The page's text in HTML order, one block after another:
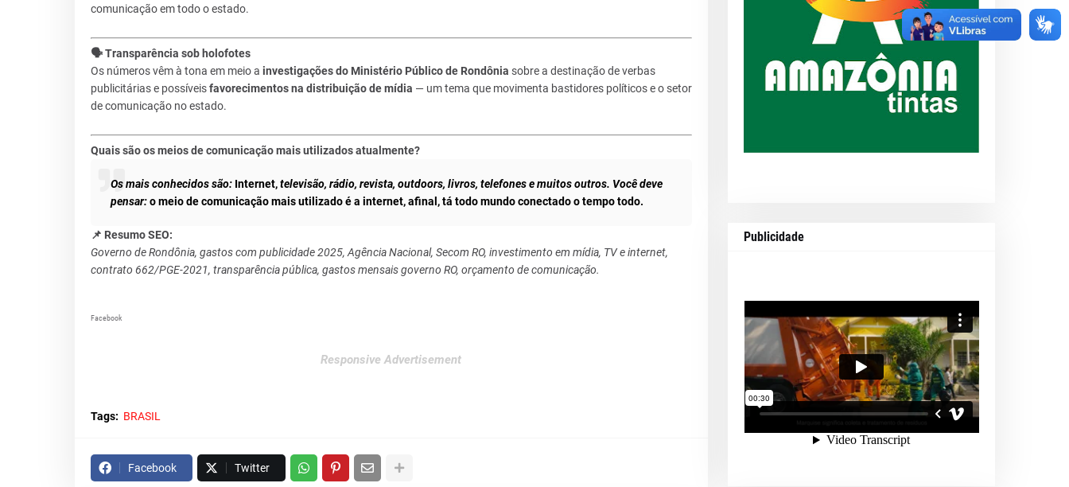
comunicação em todo o estado.
🗣️ Transparência sob holofotes
Os números vêm à tona em meio a investigações do Ministério Público de Rondônia sobre a destinação de verbas
publicitárias e possíveisfavorecimentos na distribuição de mídia — um tema que movimenta bastidores políticos e o setor
de comunicação no estado.
Quais são os meios de comunicação mais utilizados atualmente?
Os mais conhecidos são: Internet,televisão, rádio, revista, outdoors, livros, telefones e muitos outros. Você deve
pensar:o meio de comunicação mais utilizado é a internet, afinal, tá todo mundo conectado o tempo todo.
📌 Resumo SEO:
Governo de Rondônia, gastos com publicidade 2025, Agência Nacional, Secom RO, investimento em mídia, TV e internet,
contrato 662/PGE-2021, transparência pública, gastos mensais governo RO, orçamento de comunicação.
Facebook
Responsive Advertisement
Tags: BRASIL
Facebook Twitter
Publicidade